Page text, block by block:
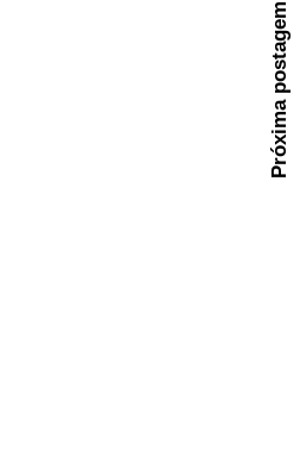
Próxima postagem